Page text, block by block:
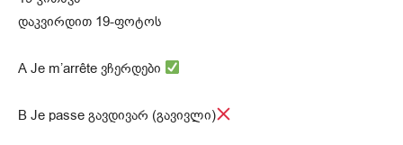
დაკვირდით 19-ფოტოს
A Je m’arrête ვჩერდები
B Je passe გავდივარ (გავივლი)